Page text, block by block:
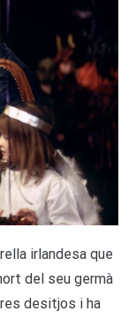
irlandesa que
del seu germà
desitjos i ha